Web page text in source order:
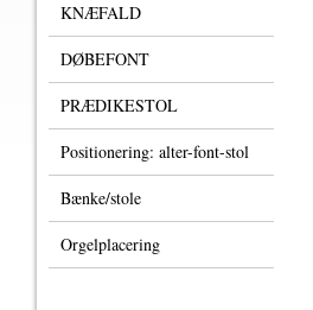
KNÆFALD
DØBEFONT
PRÆDIKESTOL
Positionering: alter-font-stol
Bænke/stole
Orgelplacering